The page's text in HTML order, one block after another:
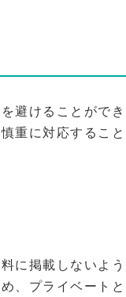
避けることができ
重に対応すること
に掲載しないよう
、プライベートと